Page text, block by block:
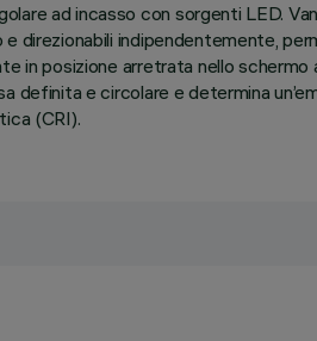
ad incasso con sorgenti LED.
e direzionabili indipendentemente,
in posizione arretrata nello
definita e circolare e determina
(CRI).